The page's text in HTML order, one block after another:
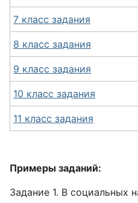
7 класс задания
8 класс задания
9 класс задания
10 класс задания
11 класс задания
Примеры заданий:
Задание 1. В социальных